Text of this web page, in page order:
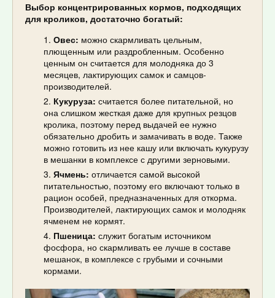
Выбор концентрированных кормов, подходящих
для кроликов, достаточно богатый:
Овес: можно скармливать цельным,
плющенным или раздробленным. Особенно
ценным он считается для молодняка до 3
месяцев, лактирующих самок и самцов-
производителей.
Кукуруза: считается более питательной, но
она слишком жесткая даже для крупных резцов
кролика, поэтому перед выдачей ее нужно
обязательно дробить и замачивать в воде. Также
можно готовить из нее кашу или включать кукурузу
в мешанки в комплексе с другими зерновыми.
Ячмень: отличается самой высокой
питательностью, поэтому его включают только в
рацион особей, предназначенных для откорма.
Производителей, лактирующих самок и молодняк
ячменем не кормят.
Пшеница: служит богатым источником
фосфора, но скармливать ее лучше в составе
мешанок, в комплексе с грубыми и сочными
кормами.